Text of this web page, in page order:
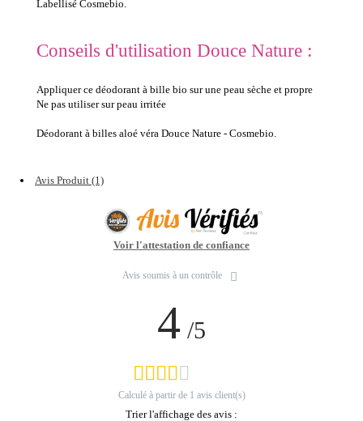
Labellisé Cosmebio.
Conseils d'utilisation Douce Nature :
Appliquer ce déodorant à bille bio sur une peau sèche et propre
Ne pas utiliser sur peau irritée
Déodorant à billes aloé véra Douce Nature - Cosmebio.
Avis Produit (1)
Voir l'attestation de confiance
Avis soumis à un contrôle
4 /5
Calculé à partir de 1 avis client(s)
Trier l'affichage des avis :